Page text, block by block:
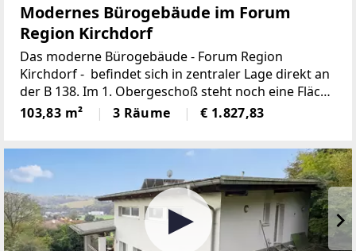
Modernes Bürogebäude im Forum
Region Kirchdorf
Das moderne Bürogebäude - Forum Region
Kirchdorf - befindet sich in zentraler Lage direkt an
der B 138. Im 1. Obergeschoß steht noch eine Fläche
mit rd. 103 m² zur Verfügung. Es stehen
Kundenparkplätze vor dem Gebäude
103,83 m² 3 Räume € 1.827,83